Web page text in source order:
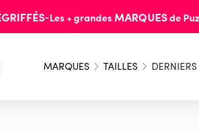
-Les + grandes MARQUESde
MARQUES TAILLES